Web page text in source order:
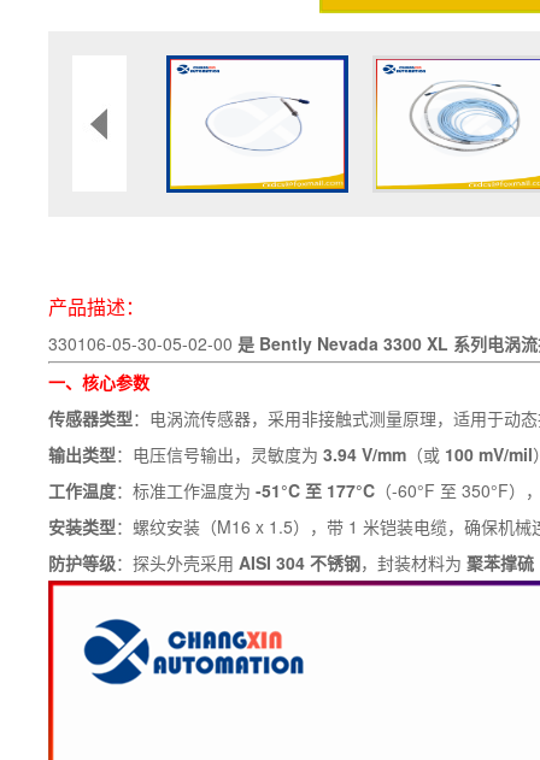
产品描述：
330106-05-30-05-02-00 是 Bently Nevada 3300 XL 系列电涡
一、核心参数
传感器类型：电涡流传感器，采用非接触式测量原理，适用于动
输出类型：电压信号输出，灵敏度为 3.94 V/mm （或 100 mV/mil
工作温度：标准工作温度为 -51°C 至 177°C （-60°F 至 350°F）
安装类型：螺纹安装（M16 x 1.5），带 1 米铠装电缆，确保机
防护等级：探头外壳采用 AISI 304 不锈钢，封装材料为 聚苯撑硫